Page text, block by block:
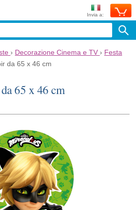
Invia a:
› Decorazione Cinema e TV › Festa
da 65 x 46 cm
65 x 46 cm